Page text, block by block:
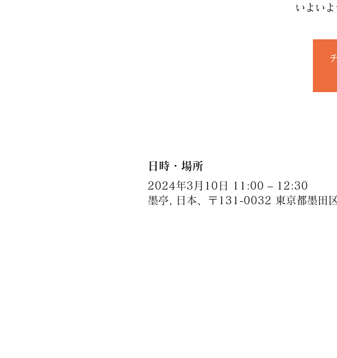
いよい
日時・場所
2024年3月10日 11:00 – 12:30
墨亭, 日本、〒131-0032 東京都墨田